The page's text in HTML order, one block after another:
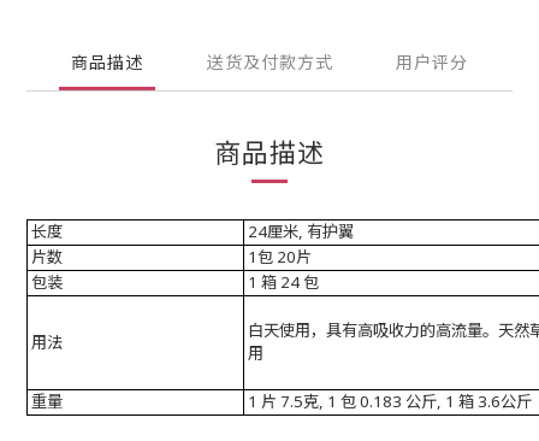
商品描述 送货及付款方式 用户评分
商品描述
长度
24厘米, 有护翼
片数
1包 20片
包装
1 箱 24 包
用法
白天使用，具有高吸收力的高流量。天
用
重量 1 片 7.5克, 1 包 0.183 公斤, 1 箱 3.6公斤